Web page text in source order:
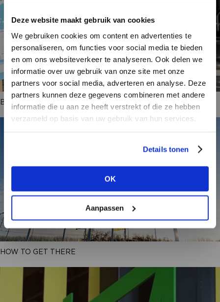
Deze website maakt gebruik van cookies
We gebruiken cookies om content en advertenties te
personaliseren, om functies voor social media te bieden
en om ons websiteverkeer te analyseren. Ook delen we
informatie over uw gebruik van onze site met onze
partners voor social media, adverteren en analyse. Deze
partners kunnen deze gegevens combineren met andere
informatie die u aan ze heeft verstrekt of die ze hebben
verzameld op basis van uw gebruik van hun services.
Details tonen
OK
Aanpassen
DON’T HAVE AN ACCOUNT
YET?
view the other options.
VIEW ALL OPTIONS
BRAND LIST + FLOORPLAN
HOW TO GET THERE